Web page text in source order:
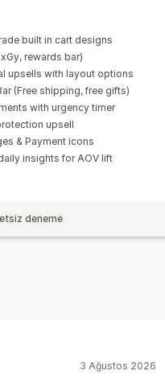
built in cart designs
rewards bar)
upsells with layout options
(Free shipping, free gifts)
with urgency timer
upsell
& Payment icons
insights for AOV lift
deneme
3 Ağustos 2026